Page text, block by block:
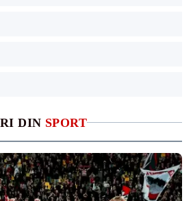
DIN SPORT